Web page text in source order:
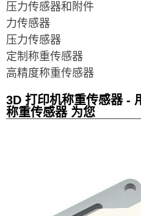
压力传感器和附件
力传感器
压力传感器
定制称重传感器
高精度称重传感器
3D 打印机称重传感器 -
称重传感器 为您